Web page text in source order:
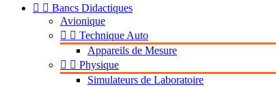
  Bancs Didactiques
Avionique
  Technique Auto
Appareils de Mesure
  Physique
Simulateurs de Laboratoire